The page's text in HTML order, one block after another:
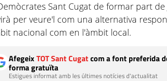
Sant Cugat de formar part de
per veure'l com una alternativa
nacional com en l'àmbit local.
AfegeixTOT Sant Cugatcom a font preferida
forma gratuïta
Estigues informat amb les últimes notícies d'actualitat